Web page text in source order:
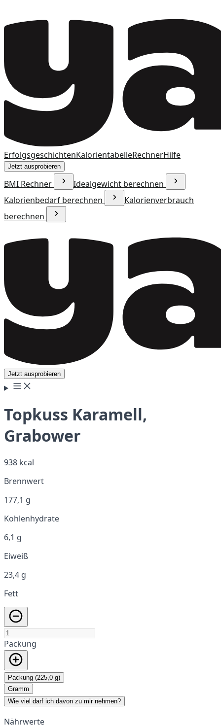
ErfolgsgeschichtenKalorientabelleRechnerHilfe
Jetzt ausprobieren
BMI Rechner
Idealgewicht berechnen
Kalorienbedarf berechnen
Kalorienverbrauch
berechnen
Jetzt ausprobieren
Topkuss Karamell,
Grabower
938 kcal
Brennwert
177,1 g
Kohlenhydrate
6,1 g
Eiweiß
23,4 g
Fett
Packung
Packung (225,0 g)
Gramm
Wie viel darf ich davon zu mir nehmen?
Nährwerte